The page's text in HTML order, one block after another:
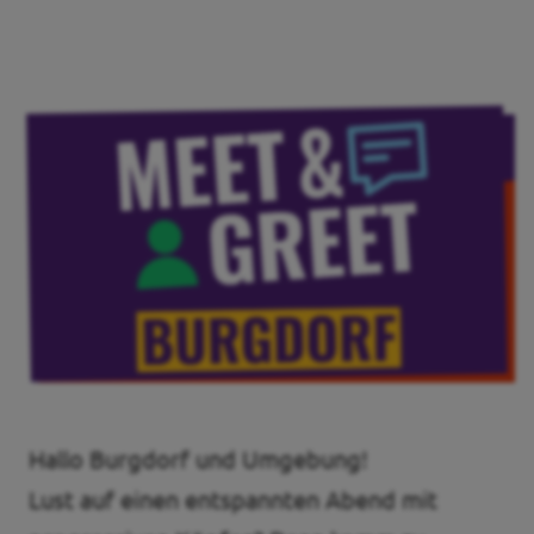
Mache bei uns mit!
Deine Spende für Volt!
Pressemitteilungen
Ergebnis BTW 2025
Events
Hallo Burgdorf und Umgebung!
Lust auf einen entspannten Abend mit